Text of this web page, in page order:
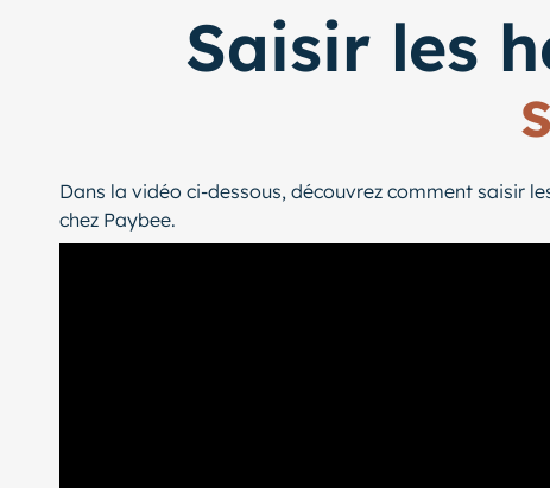
Saisir les
Dans la vidéo ci-dessous, découvrez comment saisir
chez Paybee.